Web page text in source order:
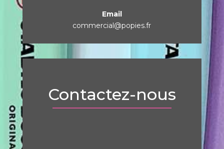
Email
commercial@popies.fr
Contactez-nous